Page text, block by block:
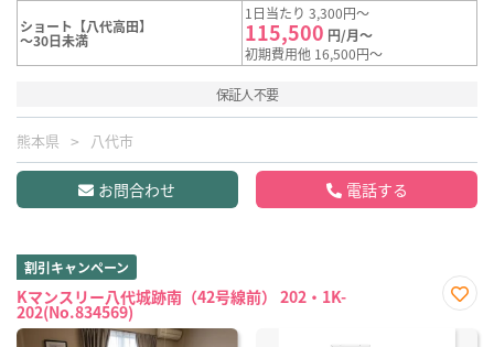
ショート【八代高田】
～30日未満
1日当たり 3,300円～
115,500 円/月～
初期費用他 16,500円～
保証人不要
熊本県 八代市
お問合わせ 電話する
割引キャンペーン
Kマンスリー八代城跡南（42号線前） 202・1K-
202(No.834569)
に入